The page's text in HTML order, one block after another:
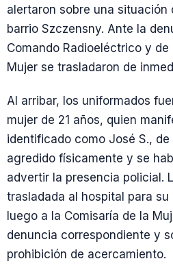
alertaron sobre una situación
barrio Szczensny. Ante la
Comando Radioeléctrico y de
Mujer se trasladaron de
Al arribar, los uniformados
mujer de 21 años, quien
identificado como José S.,
agredido físicamente y se
advertir la presencia policial.
trasladada al hospital para
luego a la Comisaría de la
denuncia correspondiente y
prohibición de acercamiento.